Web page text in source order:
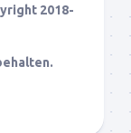
2018-